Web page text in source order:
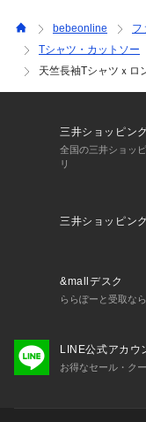
「今」を大切にする
bebeonline フ
Tシャツ・カットソー
天竺長袖Tシャツｘロ
三井ショッピン
全国の三井ショッ
リ
三井ショッピン
&mallデスク
ららぽーと受取な
LINE公式アカウ
お得なセール・ク